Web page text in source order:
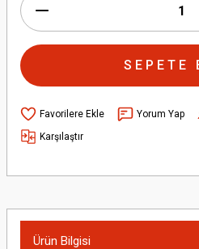
SEPETE
Yorum Yap
Karşılaştır
Ürün Bilgisi